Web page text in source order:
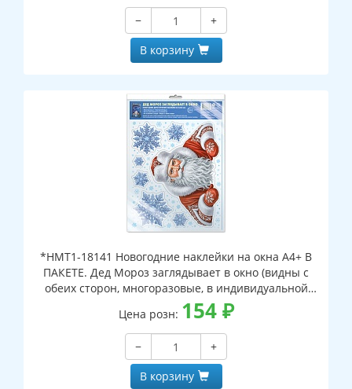
−
+
В корзину
*НМТ1-18141 Новогодние наклейки на окна А4+ В
ПАКЕТЕ. Дед Мороз заглядывает в окно (видны с
обеих сторон, многоразовые, в индивидуальной
упаковке, с европодвесом и клеевым клапаном)
Цена розн: 154₽
−
+
В корзину